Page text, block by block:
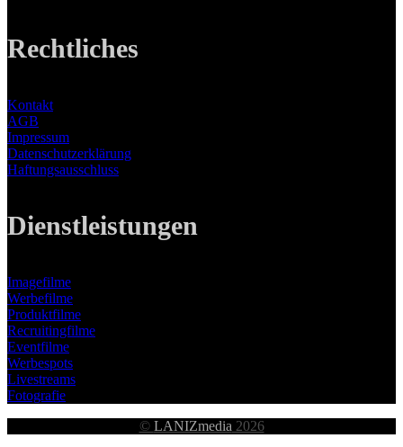
Rechtliches
Kontakt
AGB
Impressum
Datenschutzerklärung
Haftungsausschluss
Dienstleistungen
Imagefilme
Werbefilme
Produktfilme
Recruitingfilme
Eventfilme
Werbespots
Livestreams
Fotografie
© LANIZmedia 2026